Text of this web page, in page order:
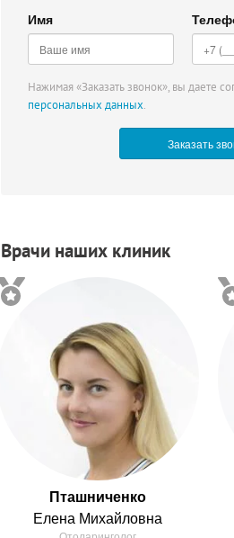
Имя
Нажимая «Заказать звонок», вы даете
персональных данных.
Врачи наших клиник
Пташниченко
Елена Михайловна